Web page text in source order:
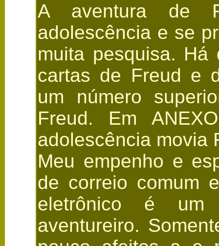
A aventura de
adolescência e se
muita pesquisa.
cartas de Freud e
um número
Freud. Em
adolescência movia
Meu empenho e
de correio comum
eletrônico é um
aventureiro.